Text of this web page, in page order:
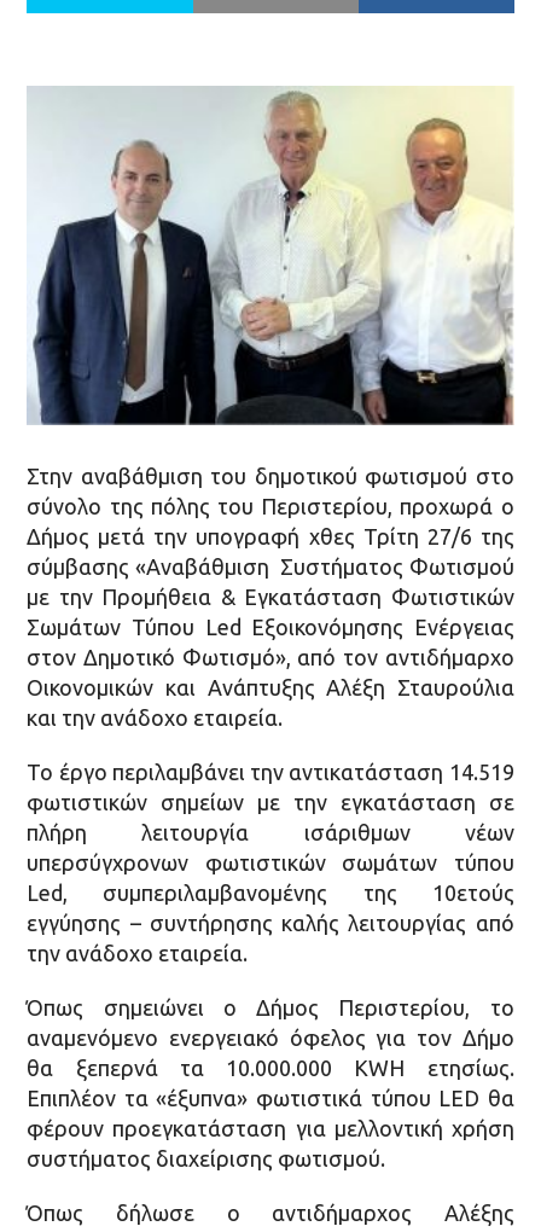
Στην αναβάθμιση του δημοτικού φωτισμού στο
σύνολο της πόλης του Περιστερίου, προχωρά ο
Δήμος μετά την υπογραφή χθες Τρίτη 27/6 της
σύμβασης «Αναβάθμιση Συστήματος Φωτισμού
με την Προμήθεια & Εγκατάσταση Φωτιστικών
Σωμάτων Τύπου Led Εξοικονόμησης Ενέργειας
στον Δημοτικό Φωτισμό», από τον αντιδήμαρχο
Οικονομικών και Ανάπτυξης Αλέξη Σταυρούλια
και την ανάδοχο εταιρεία.
Το έργο περιλαμβάνει την αντικατάσταση 14.519
φωτιστικών σημείων με την εγκατάσταση σε
πλήρη λειτουργία ισάριθμων νέων
υπερσύγχρονων φωτιστικών σωμάτων τύπου
Led, συμπεριλαμβανομένης της 10ετούς
εγγύησης – συντήρησης καλής λειτουργίας από
την ανάδοχο εταιρεία.
Όπως σημειώνει ο Δήμος Περιστερίου, το
αναμενόμενο ενεργειακό όφελος για τον Δήμο
θα ξεπερνά τα 10.000.000 KWH ετησίως.
Επιπλέον τα «έξυπνα» φωτιστικά τύπου LED θα
φέρουν προεγκατάσταση για μελλοντική χρήση
συστήματος διαχείρισης φωτισμού.
Όπως δήλωσε ο αντιδήμαρχος Αλέξης